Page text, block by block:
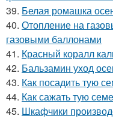
39. Белая ромашка
40. Отопление на
газовыми баллонами
41. Красный коралл
42. Бальзамин уход
43. Как посадить тую
44. Как сажать тую
45. Шкафчики